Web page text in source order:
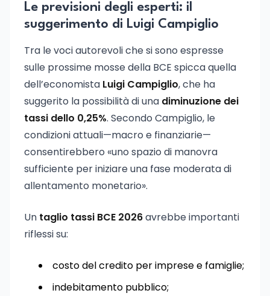
Le previsioni degli esperti: il
suggerimento di Luigi Campiglio
Tra le voci autorevoli che si sono espresse
sulle prossime mosse della BCE spicca quella
dell’economista Luigi Campiglio, che ha
suggerito la possibilità di una diminuzione dei
tassi dello 0,25%. Secondo Campiglio, le
condizioni attuali—macro e finanziarie—
consentirebbero «uno spazio di manovra
sufficiente per iniziare una fase moderata di
allentamento monetario».
Un taglio tassi BCE 2026avrebbe importanti
riflessi su:
costo del credito per imprese e famiglie;
indebitamento pubblico;